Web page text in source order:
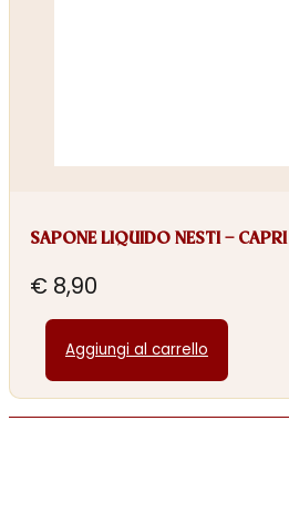
SAPONE LIQUIDO NESTI – CAPRI
€ 8,90
Aggiungi al carrello